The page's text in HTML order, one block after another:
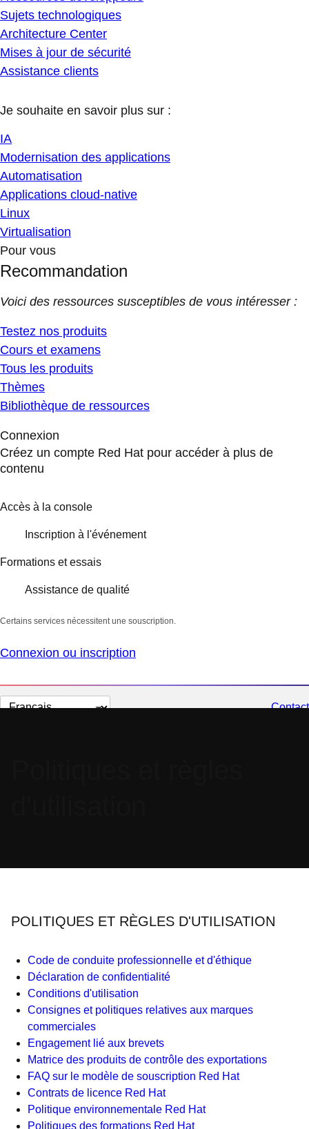
Sujets technologiques
Architecture Center
Mises à jour de sécurité
Assistance clients
Je souhaite en savoir plus sur :
IA
Modernisation des applications
Automatisation
Applications cloud-native
Linux
Virtualisation
Pour vous
Recommandation
Voici des ressources susceptibles de vous intéresser :
Testez nos produits
Cours et examens
Tous les produits
Thèmes
Bibliothèque de ressources
Connexion
Créez un compte Red Hat pour accéder à plus de
contenu
Accès à la console
Inscription à l'événement
Formations et essais
Assistance de qualité
Certains services nécessitent une souscription.
Connexion ou inscription
Changer
Contact
POLITIQUES ET RÈGLES D'UTILISATION
Code de conduite professionnelle et d'éthique
Déclaration de confidentialité
Conditions d'utilisation
Consignes et politiques relatives aux marques
commerciales
Engagement lié aux brevets
Matrice des produits de contrôle des exportations
FAQ sur le modèle de souscription Red Hat
Contrats de licence Red Hat
Politique environnementale Red Hat
Politiques des formations Red Hat